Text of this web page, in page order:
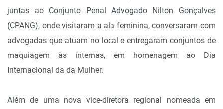
juntas ao Conjunto Penal Advogado Nilton Gonçalves
(CPANG), onde visitaram a ala feminina, conversaram com
advogadas que atuam no local e entregaram conjuntos de
maquiagem às internas, em homenagem ao Dia
Internacional da da Mulher.
Além de uma nova vice-diretora regional nomeada em